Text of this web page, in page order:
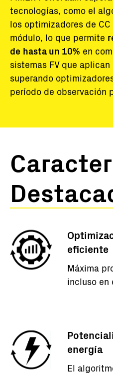
tecnologías, como el
los optimizadores de
módulo, lo que permite
de hasta un 10% en
sistemas FV que
superando
período de observación
eficiente
Máxima
incluso en
energía
El